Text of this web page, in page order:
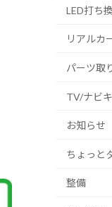
LED打ち
リアルカ
パーツ取
TV/ナビ
お知らせ
ちょっと
整備